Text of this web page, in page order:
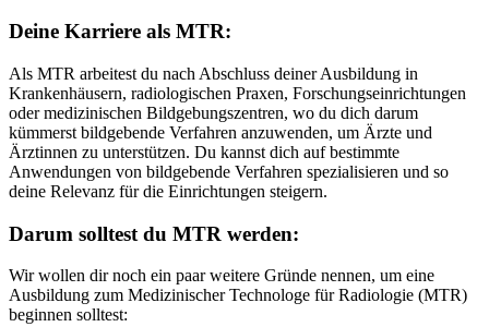
Deine Karriere als MTR:
Als MTR arbeitest du nach Abschluss deiner Ausbildung in
Krankenhäusern, radiologischen Praxen, Forschungseinrichtungen
oder medizinischen Bildgebungszentren, wo du dich darum
kümmerst bildgebende Verfahren anzuwenden, um Ärzte und
Ärztinnen zu unterstützen. Du kannst dich auf bestimmte
Anwendungen von bildgebende Verfahren spezialisieren und so
deine Relevanz für die Einrichtungen steigern.
Darum solltest du MTR werden:
Wir wollen dir noch ein paar weitere Gründe nennen, um eine
Ausbildung zum Medizinischer Technologe für Radiologie (MTR)
beginnen solltest: